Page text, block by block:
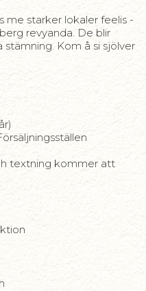
me starker lokaler feelis -
revyanda. De blir
stämning. Kom å si sjölver
textning kommer att